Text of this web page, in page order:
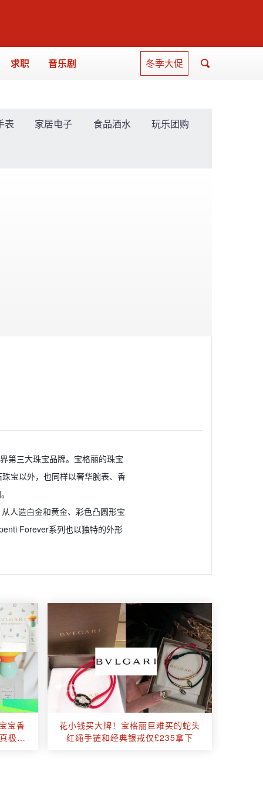
求职 音乐剧 冬季大促
表 家居电子 食品酒水 玩乐团购
第三大珠宝品牌。宝格丽的珠宝
宝以外，也同样以奢华腕表、香
人造白金和黄金、彩色凸圆形宝
Forever系列也以独特的外形
宝香
极适
花小钱买大牌！宝格丽巨难买的蛇头
红绳手链和经典银戒仅£235拿下